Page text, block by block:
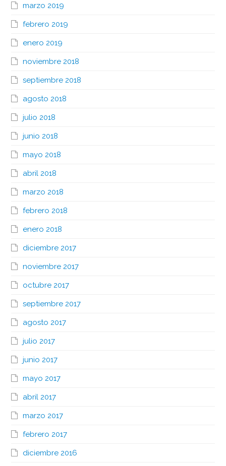
marzo 2019
febrero 2019
enero 2019
noviembre 2018
septiembre 2018
agosto 2018
julio 2018
junio 2018
mayo 2018
abril 2018
marzo 2018
febrero 2018
enero 2018
diciembre 2017
noviembre 2017
octubre 2017
septiembre 2017
agosto 2017
julio 2017
junio 2017
mayo 2017
abril 2017
marzo 2017
febrero 2017
diciembre 2016